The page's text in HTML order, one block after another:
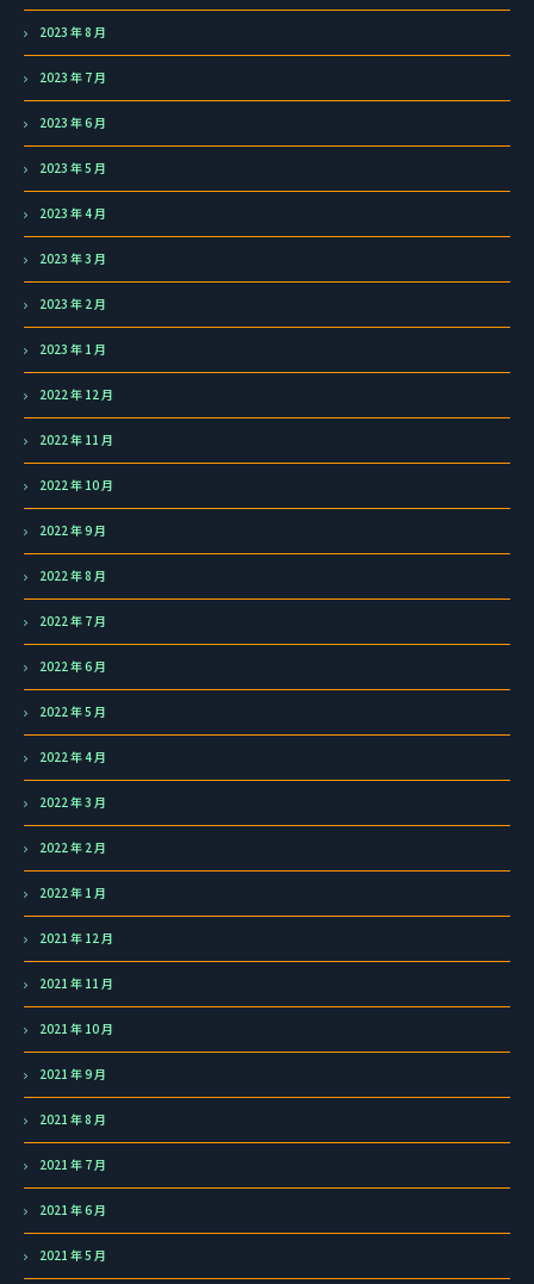
2023 年 8 月
2023 年 7 月
2023 年 6 月
2023 年 5 月
2023 年 4 月
2023 年 3 月
2023 年 2 月
2023 年 1 月
2022 年 12 月
2022 年 11 月
2022 年 10 月
2022 年 9 月
2022 年 8 月
2022 年 7 月
2022 年 6 月
2022 年 5 月
2022 年 4 月
2022 年 3 月
2022 年 2 月
2022 年 1 月
2021 年 12 月
2021 年 11 月
2021 年 10 月
2021 年 9 月
2021 年 8 月
2021 年 7 月
2021 年 6 月
2021 年 5 月